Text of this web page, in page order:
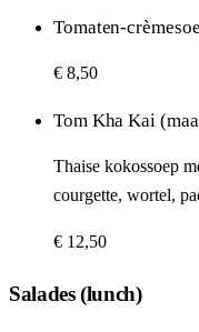
Tomaten-
€ 8,50
Tom Kha Kai
Thaise kokossoep
courgette, wortel,
€ 12,50
Salades (lunch)